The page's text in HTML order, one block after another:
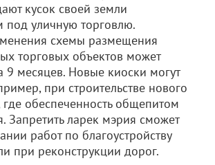
кусок своей земли
под уличную торговлю.
схемы размещения
торговых объектов может
9 месяцев. Новые киоски могут
при строительстве нового
обеспеченность общепитом
Запретить ларек мэрия сможет
работ по благоустройству
при реконструкции дорог.